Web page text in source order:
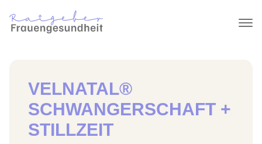
VELNATAL®
SCHWANGERSCHAFT +
STILLZEIT